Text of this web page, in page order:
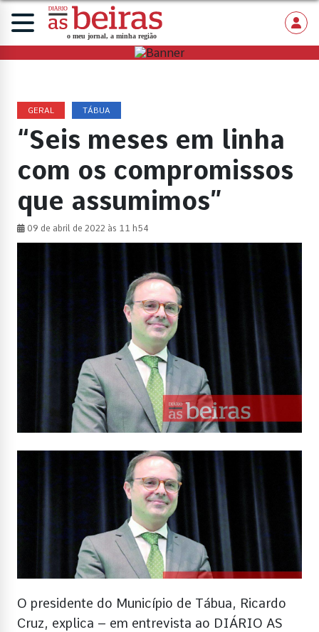
GERAL TÁBUA
“Seis meses em linha
com os compromissos
que assumimos”
09 de abril de 2022 às 11 h54
O presidente do Município de Tábua, Ricardo
Cruz, explica – em entrevista ao DIÁRIO AS